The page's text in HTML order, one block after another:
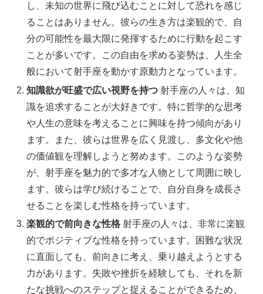
し、未知の世界に飛び込むことに対して恐れを感じ
ることはありません。彼らの生き方は楽観的で、自
分の可能性を最大限に発揮するために行動を起こす
ことが多いです。この自由を求める姿勢は、人生全
般において射手座を動かす原動力となっています。
知識欲が旺盛で広い視野を持つ 射手座の人々は、知
識を追求することが大好きです。特に哲学的な思考
や人生の意味を考えることに興味を持つ傾向があり
ます。また、彼らは世界を広く見渡し、多文化や他
の価値観を理解しようと努めます。このような姿勢
が、射手座を魅力的で多才な人物として周囲に映し
ます。彼らは学び続けることで、自分自身を成長さ
せることを楽しむ性格を持っています。
楽観的で前向きな性格 射手座の人々は、非常に楽観
的でポジティブな性格を持っています。困難な状況
に直面しても、前向きに考え、乗り越えようとする
力があります。失敗や挫折を経験しても、それを新
たな挑戦へのステップと捉えることができるため、